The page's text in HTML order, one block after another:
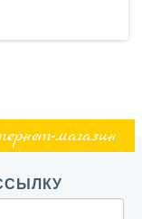
магазин